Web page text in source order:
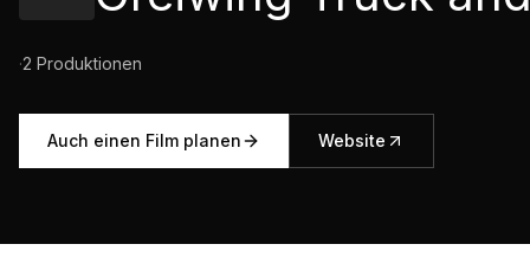
·2 Produktionen
Auch einen Film planen Website